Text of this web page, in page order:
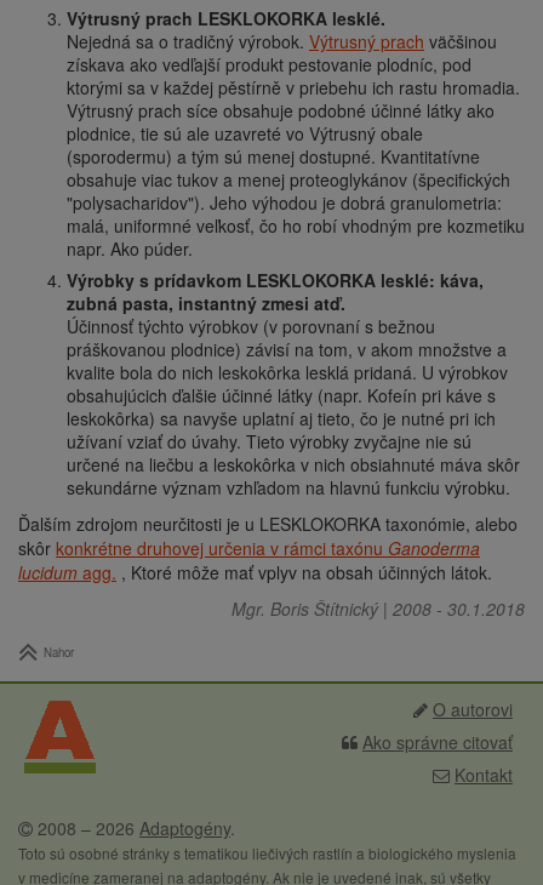
Výtrusný prach LESKLOKORKA lesklé.
Nejedná sa o tradičný výrobok. Výtrusný prach väčšinou
získava ako vedľajší produkt pestovanie plodníc, pod
ktorými sa v každej pěstírně v priebehu ich rastu hromadia.
Výtrusný prach síce obsahuje podobné účinné látky ako
plodnice, tie sú ale uzavreté vo Výtrusný obale
(sporodermu) a tým sú menej dostupné. Kvantitatívne
obsahuje viac tukov a menej proteoglykánov (špecifických
"polysacharidov"). Jeho výhodou je dobrá granulometria:
malá, uniformné veľkosť, čo ho robí vhodným pre kozmetiku
napr. Ako púder.
Výrobky s prídavkom LESKLOKORKA lesklé: káva,
zubná pasta, instantný zmesi atď.
Účinnosť týchto výrobkov (v porovnaní s bežnou
práškovanou plodnice) závisí na tom, v akom množstve a
kvalite bola do nich leskokôrka lesklá pridaná. U výrobkov
obsahujúcich ďalšie účinné látky (napr. Kofeín pri káve s
leskokôrka) sa navyše uplatní aj tieto, čo je nutné pri ich
užívaní vziať do úvahy. Tieto výrobky zvyčajne nie sú
určené na liečbu a leskokôrka v nich obsiahnuté máva skôr
sekundárne význam vzhľadom na hlavnú funkciu výrobku.
Ďalším zdrojom neurčitosti je u LESKLOKORKA taxonómie, alebo
skôr konkrétne druhovej určenia v rámci taxónu Ganoderma
lucidum agg. , Ktoré môže mať vplyv na obsah účinných látok.
Mgr. Boris Štítnický | 2008 - 30.1.2018
Nahor
O autorovi
Ako správne citovať
Kontakt
2008 – 2026 Adaptogény.
Toto sú osobné stránky s tematikou liečivých rastlín a biologického myslenia
v medicíne zameranej na adaptogény. Ak nie je uvedené inak, sú všetky